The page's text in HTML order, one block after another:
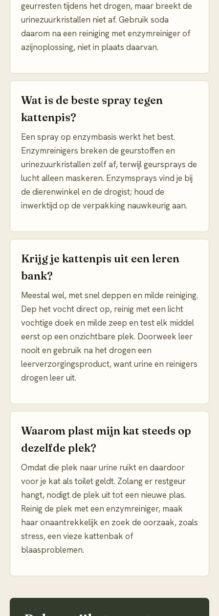
geurresten tijdens het drogen, maar breekt de
urinezuurkristallen niet af. Gebruik soda
daarom na een reiniging met enzymreiniger of
azijnoplossing, niet in plaats daarvan.
Wat is de beste spray tegen
kattenpis?
Een spray op enzymbasis werkt het best.
Enzymreinigers breken de geurstoffen en
urinezuurkristallen zelf af, terwijl geursprays de
lucht alleen maskeren. Enzymsprays vind je bij
de dierenwinkel en de drogist; houd de
inwerktijd op de verpakking nauwkeurig aan.
Krijg je kattenpis uit een leren
bank?
Meestal wel, met snel deppen en milde reiniging.
Dep het vocht direct op, reinig met een licht
vochtige doek en milde zeep en test elk middel
eerst op een onzichtbare plek. Doorweek leer
nooit en gebruik na het drogen een
leerverzorgingsproduct, want urine en reinigers
drogen leer uit.
Waarom plast mijn kat steeds op
dezelfde plek?
Omdat die plek naar urine ruikt en daardoor
voor je kat als toilet geldt. Zolang er restgeur
hangt, nodigt de plek uit tot een nieuwe plas.
Reinig de plek met een enzymreiniger, maak
haar onaantrekkelijk en zoek de oorzaak, zoals
stress, een vieze kattenbak of
blaasproblemen.